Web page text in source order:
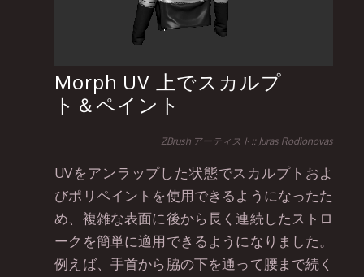
Morph UV 上でスカルプ
ト＆ペイント
ZBrush アーティスト:: Juras Rodionovas
UVをアンラップした状態でスカルプトおよ
びポリペイントを使用できるようになったた
め、複雑な表面に後から長く連続したストロ
ークを簡単に適用できるようになりました。
例えば、手首から脇の下を通って腰まで続く